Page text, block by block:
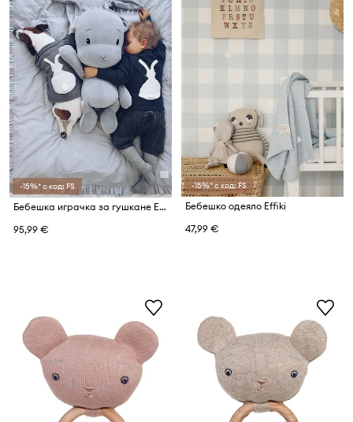
-15%* с код: FS
Бебешка играчка за гушкане Effiki
95,99 €
-15%* с код: FS
Бебешко одеяло Effiki
47,99 €